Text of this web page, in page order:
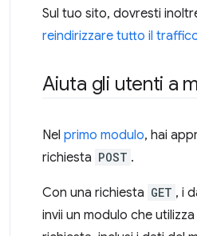
Sul tuo sito, dovresti
reindirizzare tutto il
Aiuta gli utenti a
Nel primo modulo, hai
richiesta POST .
Con una richiesta GET , i
invii un modulo che